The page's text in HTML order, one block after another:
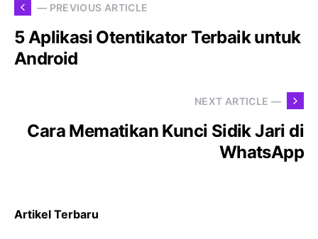
— PREVIOUS ARTICLE
5 Aplikasi Otentikator Terbaik untuk
Android
NEXT ARTICLE —
Cara Mematikan Kunci Sidik Jari di
WhatsApp
Artikel Terbaru